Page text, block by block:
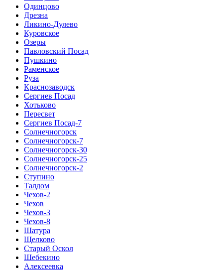
Одинцово
Дрезна
Ликино-Дулево
Куровское
Озеры
Павловский Посад
Пушкино
Раменское
Руза
Краснозаводск
Сергиев Посад
Хотьково
Пересвет
Сергиев Посад-7
Солнечногорск
Солнечногорск-7
Солнечногорск-30
Солнечногорск-25
Солнечногорск-2
Ступино
Талдом
Чехов-2
Чехов
Чехов-3
Чехов-8
Шатура
Щелково
Старый Оскол
Шебекино
Алексеевка